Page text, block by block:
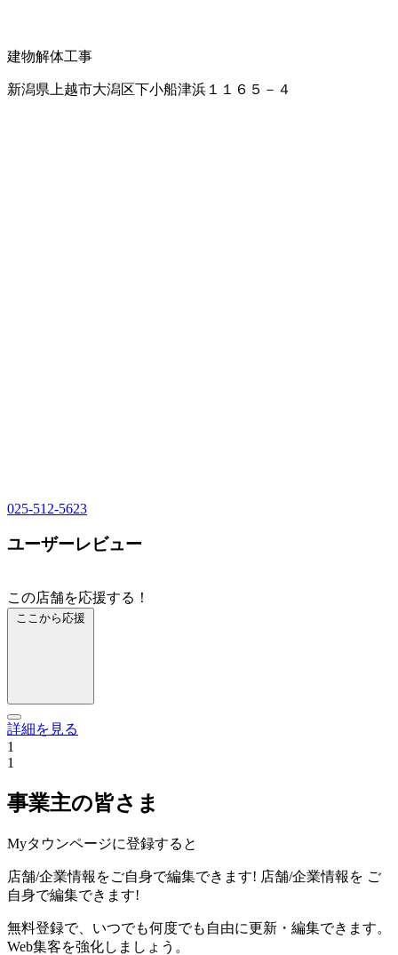
建物解体工事
新潟県上越市大潟区下小船津浜１１６５－４
025-512-5623
ユーザーレビュー
この店舗を応援する！
ここから応援
詳細を見る
1
1
事業主の皆さま
Myタウンページに登録すると
店舗/企業情報をご自身で編集できます! 店舗/企業情報を ご
自身で編集できます!
無料登録で、いつでも何度でも自由に更新・編集できます。
Web集客を強化しましょう。